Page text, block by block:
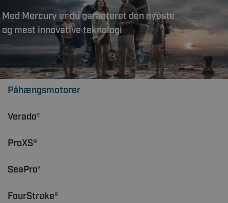
Med Mercury er du garanteret den nyeste
og mest innovative teknologi
Påhængsmotorer
Verado®
ProXS®
SeaPro®
FourStroke®